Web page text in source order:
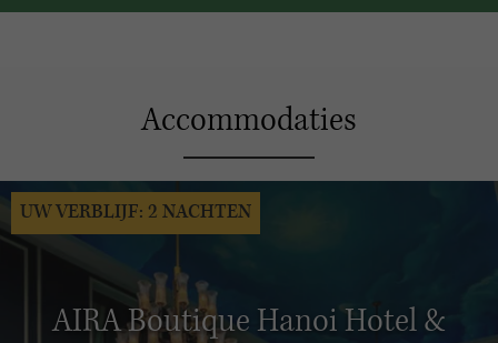
Accommodaties
AIRA Boutique Hanoi Hotel &
UW VERBLIJF: 2 NACHTEN